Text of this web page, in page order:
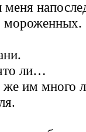
мороженных.
ли…
же им много